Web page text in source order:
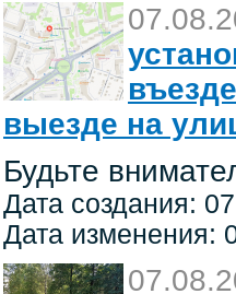
выезде на
Будьте
Дата создания:
Дата изменения: